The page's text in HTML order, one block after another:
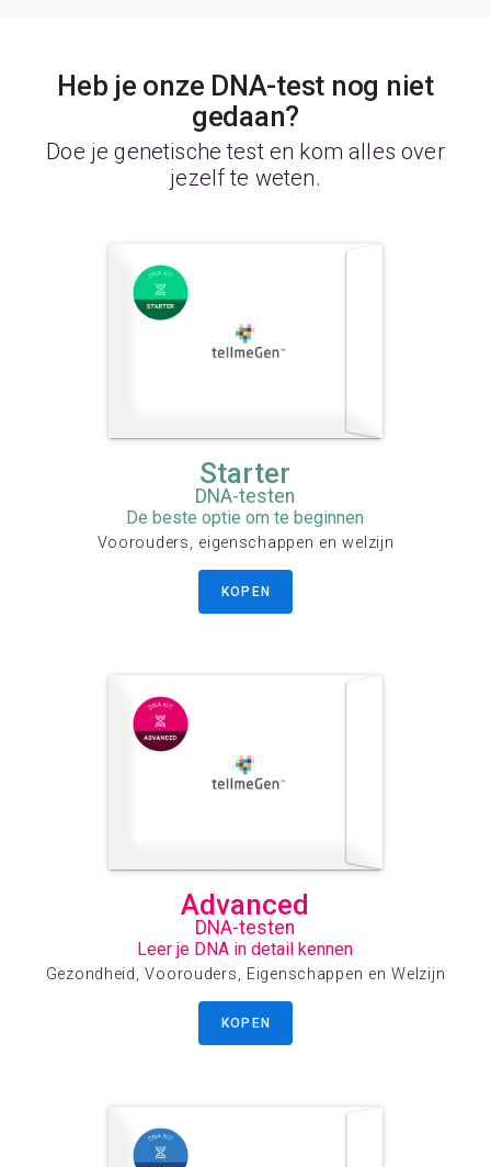
Heb je onze DNA-test nog niet
gedaan?
Doe je genetische test en kom alles over
jezelf te weten.
Starter
DNA-testen
De beste optie om te beginnen
Voorouders, eigenschappen en welzijn
KOPEN
Advanced
DNA-testen
Leer je DNA in detail kennen
Gezondheid, Voorouders, Eigenschappen en Welzijn
KOPEN